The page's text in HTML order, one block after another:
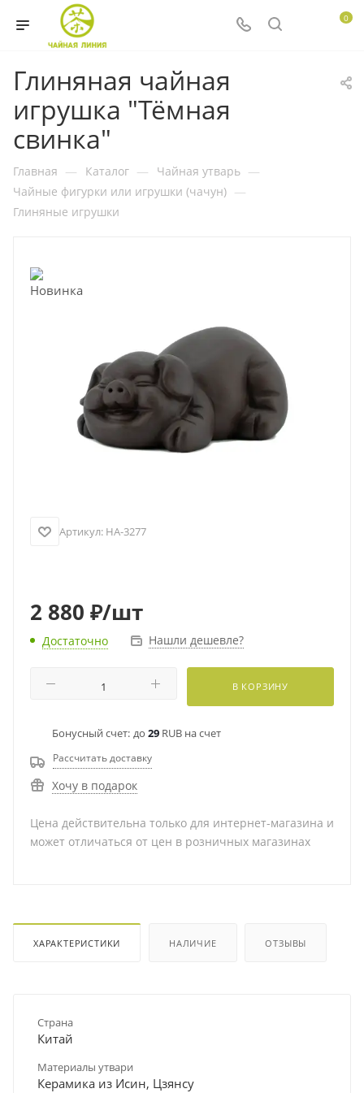
0
Глиняная чайная
игрушка "Тёмная
свинка"
Главная — Каталог — Чайная утварь —
Чайные фигурки или игрушки (чачун) —
Глиняные игрушки
Артикул: HA-3277
2 880 ₽/шт
Достаточно Нашли дешевле?
В КОРЗИНУ
Бонусный счет: до 29 RUB на счет
Рассчитать доставку
Хочу в подарок
Цена действительна только для интернет-магазина и
может отличаться от цен в розничных магазинах
ХАРАКТЕРИСТИКИ НАЛИЧИЕ ОТЗЫВЫ
Страна
Китай
Материалы утвари
Керамика из Исин, Цзянсу